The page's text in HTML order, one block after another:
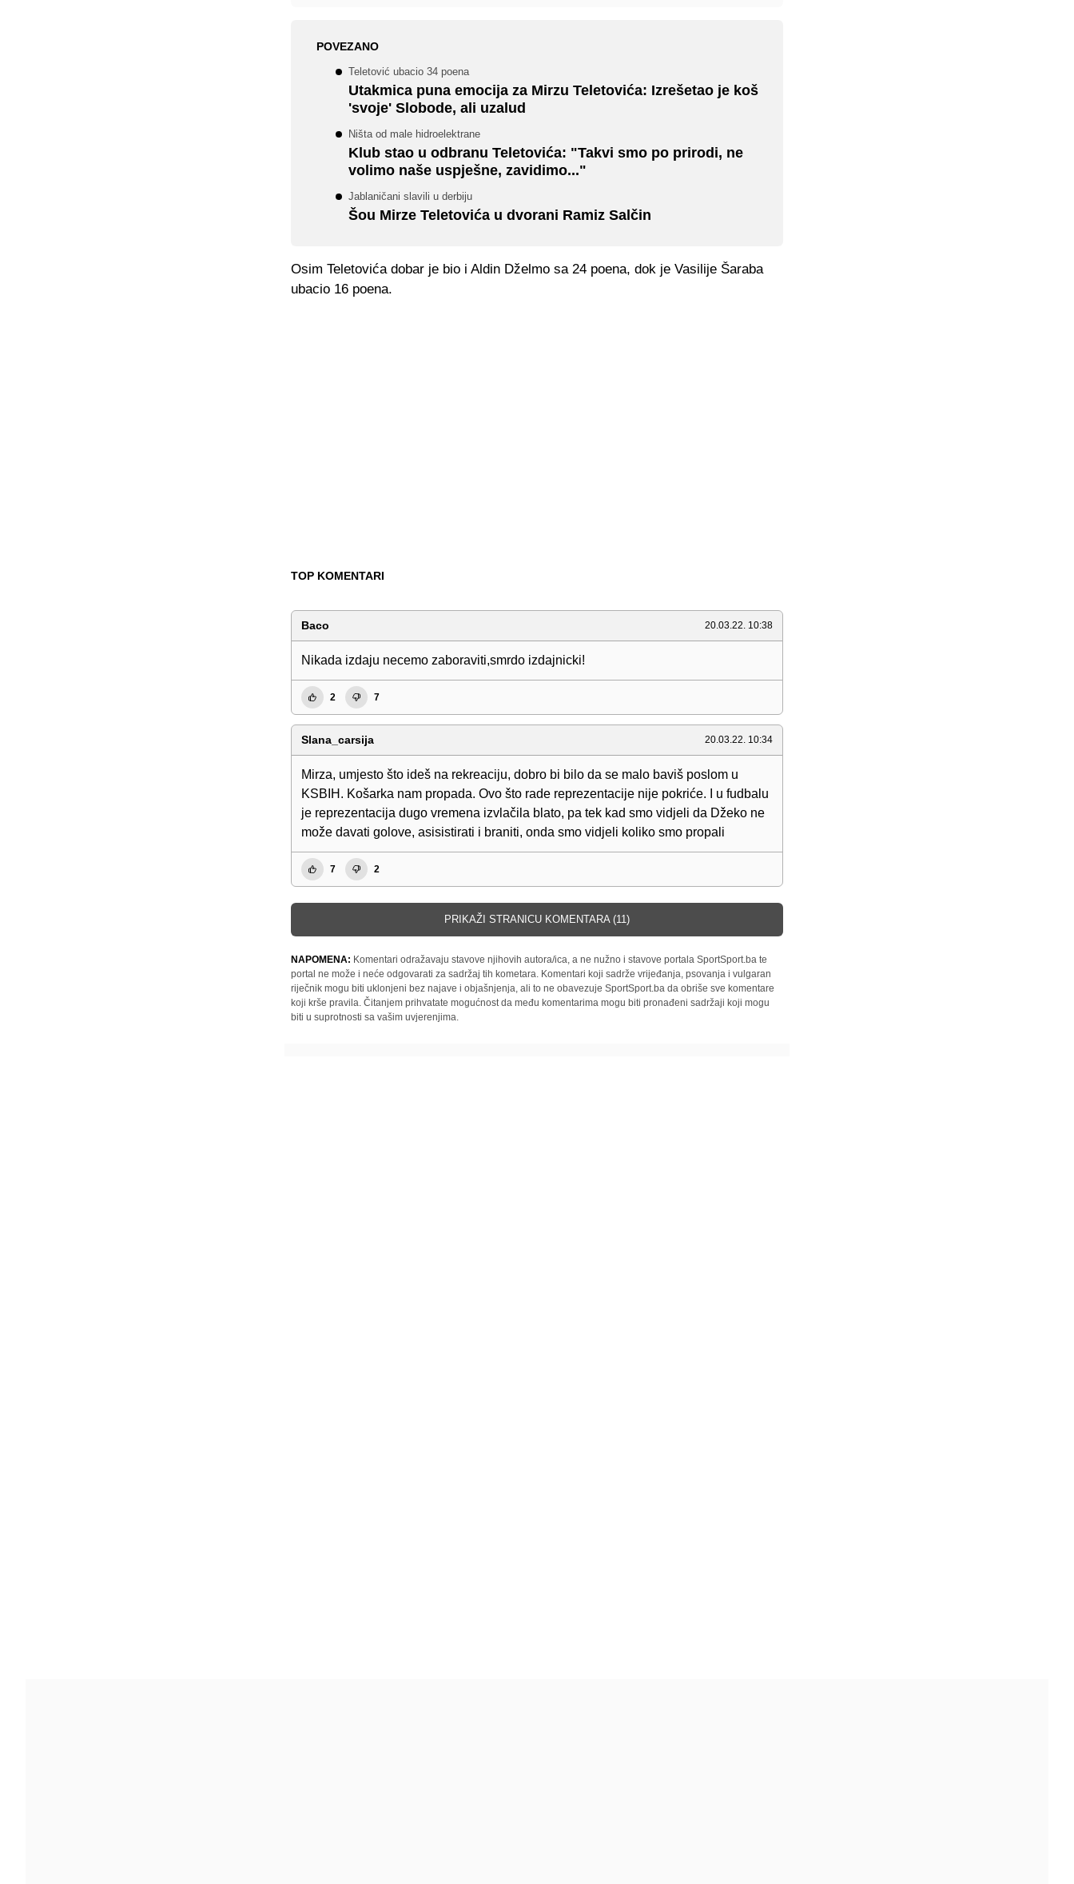
POVEZANO
Teletović ubacio 34 poena
Utakmica puna emocija za Mirzu Teletovića: Izrešetao je koš
'svoje' Slobode, ali uzalud
Ništa od male hidroelektrane
Klub stao u odbranu Teletovića: "Takvi smo po prirodi, ne
volimo naše uspješne, zavidimo..."
Jablaničani slavili u derbiju
Šou Mirze Teletovića u dvorani Ramiz Salčin
Osim Teletovića dobar je bio i Aldin Dželmo sa 24 poena, dok je Vasilije Šaraba
ubacio 16 poena.
TOP KOMENTARI
Baco 20.03.22. 10:38
Nikada izdaju necemo zaboraviti,smrdo izdajnicki!
2 7
Slana_carsija 20.03.22. 10:34
Mirza, umjesto što ideš na rekreaciju, dobro bi bilo da se malo baviš poslom u
KSBIH. Košarka nam propada. Ovo što rade reprezentacije nije pokriće. I u fudbalu
je reprezentacija dugo vremena izvlačila blato, pa tek kad smo vidjeli da Džeko ne
može davati golove, asisistirati i braniti, onda smo vidjeli koliko smo propali
7 2
PRIKAŽI STRANICU KOMENTARA (11)
NAPOMENA: Komentari odražavaju stavove njihovih autora/ica, a ne nužno i stavove portala SportSport.ba te
portal ne može i neće odgovarati za sadržaj tih kometara. Komentari koji sadrže vrijeđanja, psovanja i vulgaran
riječnik mogu biti uklonjeni bez najave i objašnjenja, ali to ne obavezuje SportSport.ba da obriše sve komentare
koji krše pravila. Čitanjem prihvatate mogućnost da među komentarima mogu biti pronađeni sadržaji koji mogu
biti u suprotnosti sa vašim uvjerenjima.